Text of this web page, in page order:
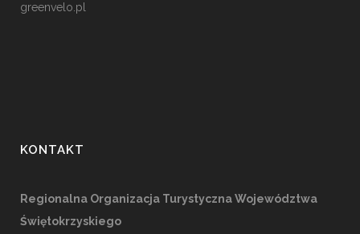
greenvelo.pl
KONTAKT
Regionalna Organizacja Turystyczna Województwa
Świętokrzyskiego